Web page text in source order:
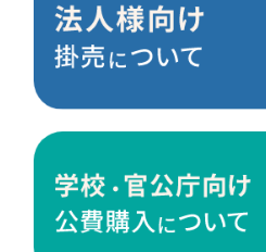
電材・設備
切削工具
ケミカル製品
荷役伝導